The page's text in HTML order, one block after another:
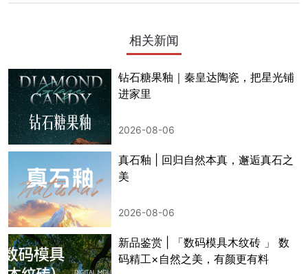
相关新闻
钻石糖果釉｜秦皇达陶瓷，把星光铺
进家里
2026-08-06
真石釉 | 回归自然本真，邂逅真石之
美
2026-08-06
新品鉴赏 | 「数码模具木纹砖 」 数
码精工×自然之美，有颜更有料